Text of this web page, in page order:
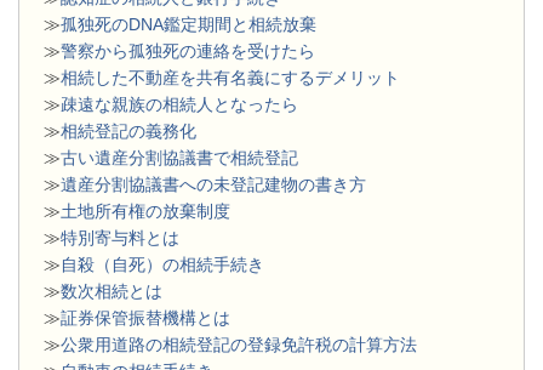
≫孤独死のDNA鑑定期間と相続放棄
≫警察から孤独死の連絡を受けたら
≫相続した不動産を共有名義にするデメリット
≫疎遠な親族の相続人となったら
≫相続登記の義務化
≫古い遺産分割協議書で相続登記
≫遺産分割協議書への未登記建物の書き方
≫土地所有権の放棄制度
≫特別寄与料とは
≫自殺（自死）の相続手続き
≫数次相続とは
≫証券保管振替機構とは
≫公衆用道路の相続登記の登録免許税の計算方法